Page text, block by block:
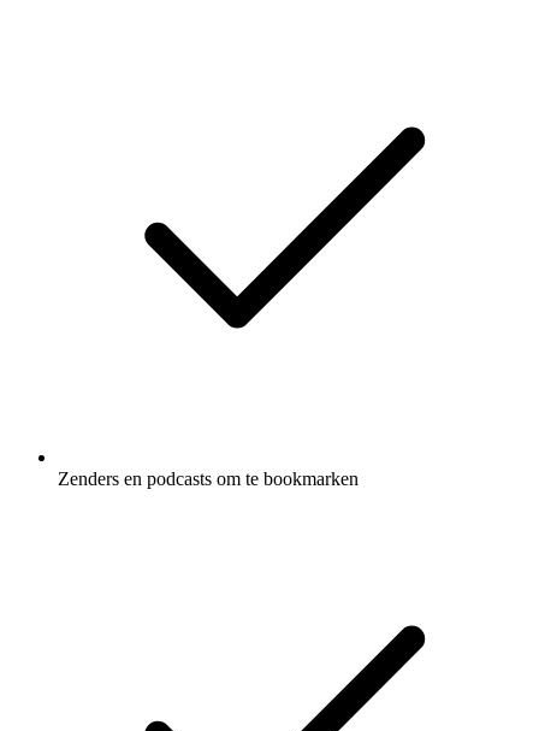
Zenders en podcasts om te bookmarken